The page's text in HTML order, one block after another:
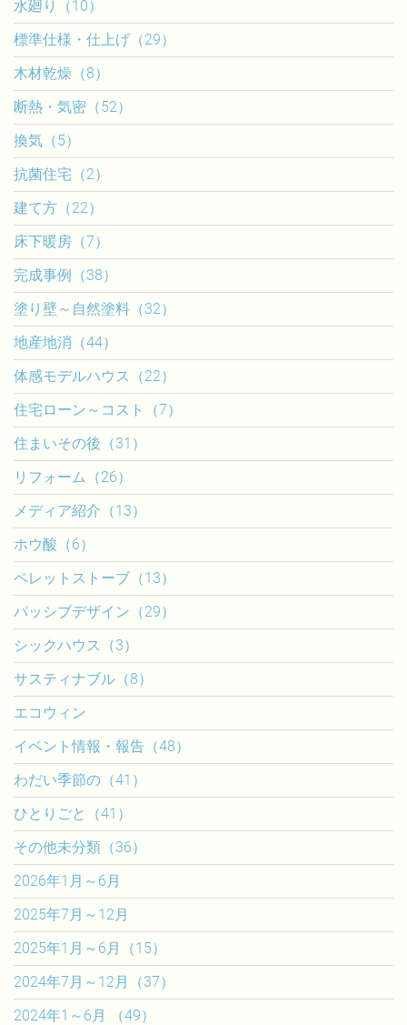
水廻り（10）
標準仕様・仕上げ（29）
木材乾燥（8）
断熱・気密（52）
換気（5）
抗菌住宅（2）
建て方（22）
床下暖房（7）
完成事例（38）
塗り壁～自然塗料（32）
地産地消（44）
体感モデルハウス（22）
住宅ローン～コスト（7）
住まいその後（31）
リフォーム（26）
メディア紹介（13）
ホウ酸（6）
ペレットストーブ（13）
パッシブデザイン（29）
シックハウス（3）
サスティナブル（8）
エコウィン
イベント情報・報告（48）
わだい季節の（41）
ひとりごと（41）
その他未分類（36）
2026年1月～6月
2025年7月～12月
2025年1月～6月（15）
2024年7月～12月（37）
2024年1～6月 （49）